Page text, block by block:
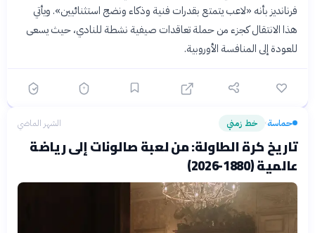
فرنانديز بأنه «لاعب يتمتع بقدرات فنية وذكاء ونضج استثنائيين». ويأتي
هذا الانتقال كجزء من حملة تعاقدات صيفية نشطة للنادي، حيث يسعى
للعودة إلى المنافسة الأوروبية.
حماسة› خط زمني الشهر الماضي
تاريخ كرة الطاولة: من لعبة صالونات إلى رياضة
عالمية (1880-2026)